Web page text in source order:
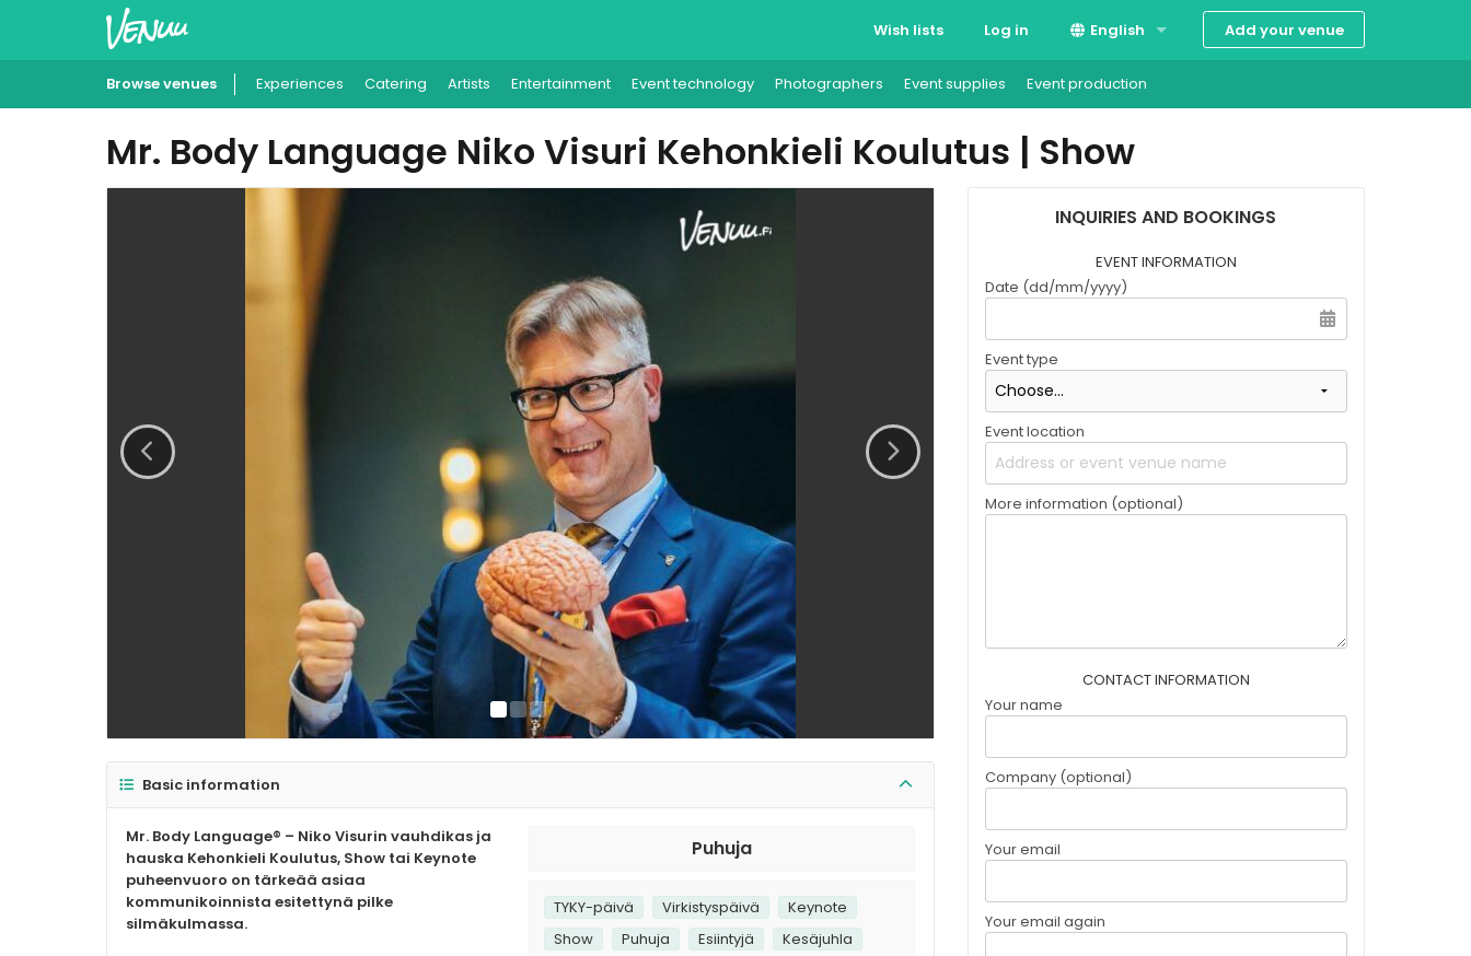
Wish lists Log in English
Suomi
Svenska
Add your venue
Browse venues Experiences Catering Artists Entertainment Event technology Photographers Event supplies Event production
Mr. Body Language Niko Visuri Kehonkieli Koulutus | Show
Basic information
Mr. Body Language® – Niko Visurin vauhdikas ja
hauska Kehonkieli Koulutus, Show tai Keynote
puheenvuoro on tärkeää asiaa
kommunikoinnista esitettynä pilke
silmäkulmassa.
Puhuja
TYKY-päivä Virkistyspäivä
Keynote
Show
Puhuja Esiintyjä
Kesäjuhla
INQUIRIES AND BOOKINGS
EVENT INFORMATION
Date (dd/mm/yyyy)
Event type
Event location
More information (optional)
CONTACT INFORMATION
Your name
Company (optional)
Your email
Your email again